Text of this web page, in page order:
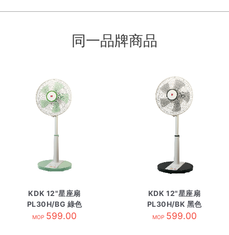
同一品牌商品
KDK 12"星座扇
PL30H/BG 綠色
MOP 599.00
KDK 12"星座扇
PL30H/BK 黑色
MOP 599.00